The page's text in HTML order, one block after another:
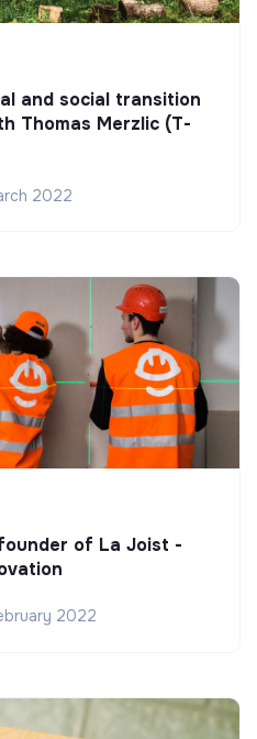
and social transition
Thomas Merzlic (T-
2022
of La Joist -
2022